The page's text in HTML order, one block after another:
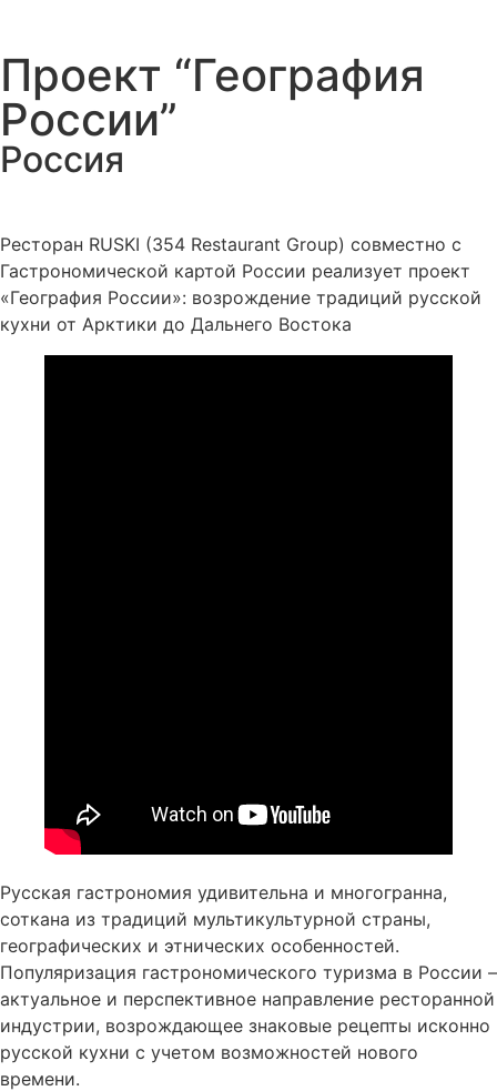
Проект “​​География
России”
Россия
Ресторан RUSKI (354 Restaurant Group) совместно с
Гастрономической картой России реализует проект
«География России»: возрождение традиций русской
кухни от Арктики до Дальнего Востока
Русская гастрономия удивительна и многогранна,
соткана из традиций мультикультурной страны,
географических и этнических особенностей.
Популяризация гастрономического туризма в России –
актуальное и перспективное направление ресторанной
индустрии, возрождающее знаковые рецепты исконно
русской кухни с учетом возможностей нового
времени.